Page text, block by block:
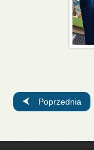
Poprzednia strona:
Poprzednia